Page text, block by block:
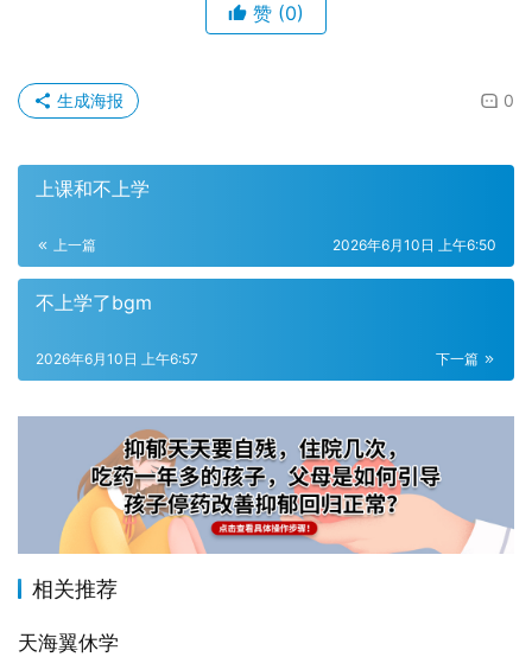
赞 (0)
0
生成海报
上课和不上学
上一篇 2026年6月10日 上午6:50
不上学了bgm
下一篇
2026年6月10日 上午6:57
相关推荐
天海翼休学